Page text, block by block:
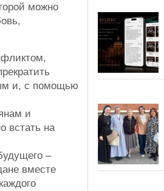
можно
и, с помощью
и
встать на
–
вместе